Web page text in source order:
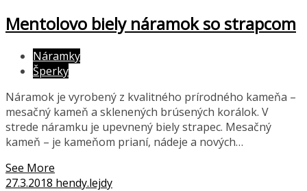
Mentolovo biely náramok so strapcom
Náramky
Šperky
Náramok je vyrobený z kvalitného prírodného kameňa –
mesačný kameň a sklenených brúsených korálok. V
strede náramku je upevnený biely strapec. Mesačný
kameň – je kameňom prianí, nádeje a nových…
See More
27.3.2018 hendy.lejdy